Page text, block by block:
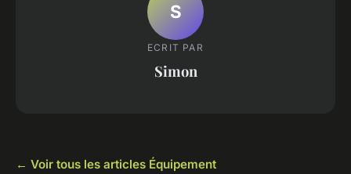
S
ECRIT PAR
Simon
← Voir tous les articles Équipement